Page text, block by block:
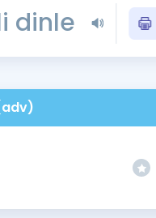
Blog
YDS - YÖKDİL
İngilizce
dinle